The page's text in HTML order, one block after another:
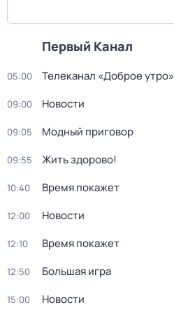
Первый Канал
05:00 Телеканал «Доброе утро»
09:00 Новости
09:05 Модный приговор
09:55 Жить здорово!
10:40 Время покажет
12:00 Новости
12:10 Время покажет
12:50 Большая игра
15:00 Новости